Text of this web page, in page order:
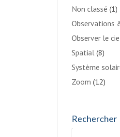
Non classé (1)
Observations
Observer le
Spatial (8)
Système
Zoom (12)
Rechercher